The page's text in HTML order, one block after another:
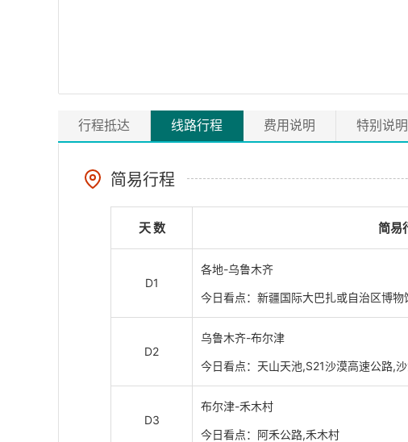
行程抵达 线路行程 费用说明 特别说明
简易行程
天 数 简易
D1
各地-乌鲁木齐
今日看点：新疆国际大巴扎或自治区博物
D2
乌鲁木齐-布尔津
今日看点：天山天池,S21沙漠高速公路,
D3
布尔津-禾木村
今日看点：阿禾公路,禾木村